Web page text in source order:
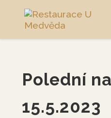
Polední
15.5.2023